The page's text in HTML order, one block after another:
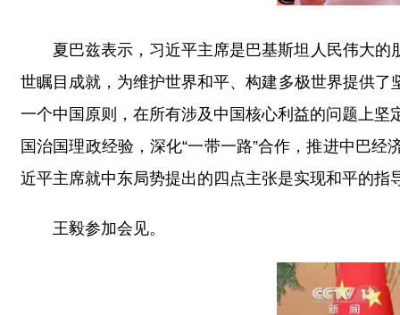
夏巴兹表示，习近平主席是巴基斯坦人民伟大
世瞩目成就，为维护世界和平、构建多极世界提供
一个中国原则，在所有涉及中国核心利益的问题上
国治国理政经验，深化“一带一路”合作，推进中巴
近平主席就中东局势提出的四点主张是实现和平的
王毅参加会见。